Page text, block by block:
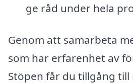
ge råd under hela
Genom att samarbeta
som har erfarenhet av
Stöpen får du tillgång